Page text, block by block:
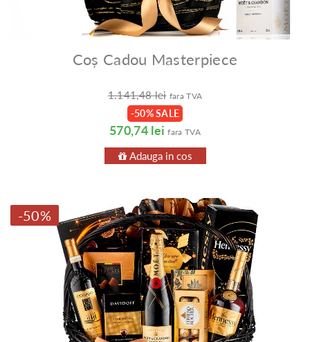
Coș Cadou Masterpiece
1.141,48 lei fara TVA
-50% SALE
570,74 lei fara TVA
Adauga in cos
-50%